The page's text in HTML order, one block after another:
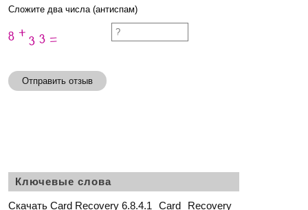
Сложите два числа (антиспам)
Отправить отзыв
Ключевые слова
Скачать Card Recovery 6.8.4.1 Card
Recovery